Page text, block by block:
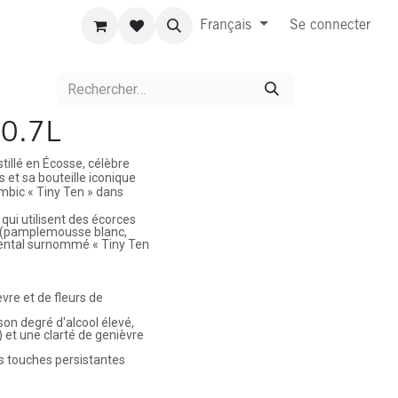
Français Se connecter
0.7L
en Écosse, célèbre
et sa bouteille iconique
« Tiny Ten » dans
utilisent des écorces
blanc,
surnommé « Tiny Ten
et de fleurs de
degré d'alcool élevé,
une clarté de genièvre
touches persistantes